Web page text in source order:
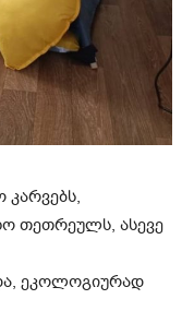
კარვებს,
თეთრეულს, ასევე
ეკოლოგიურად